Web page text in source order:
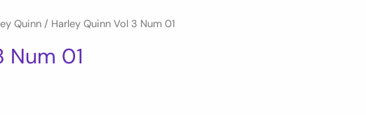
Quinn/ Harley Quinn Vol 3 Num 01
Num 01